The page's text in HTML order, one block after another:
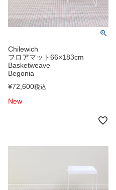
Chilewich
フロアマット66×183cm
Basketweave
Begonia
¥72,600税込
New